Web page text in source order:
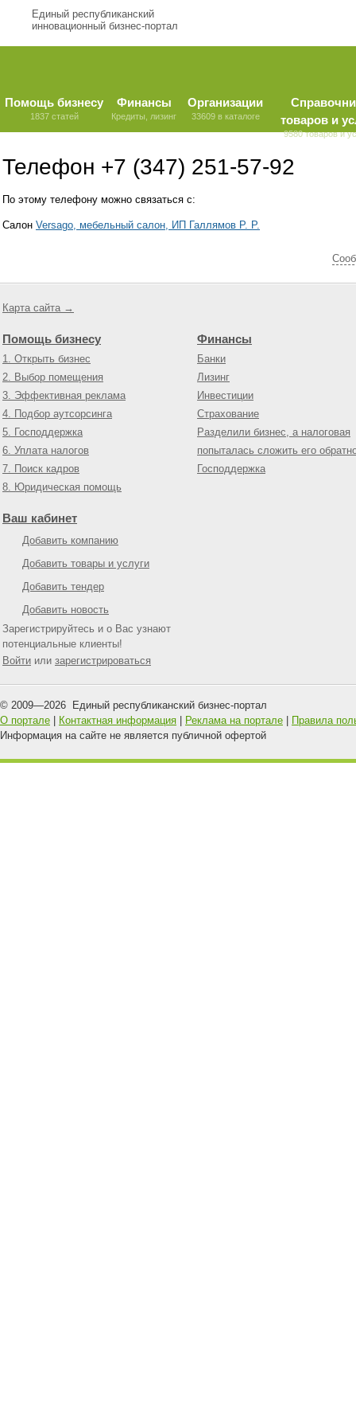
Единый республиканский
инновационный бизнес-портал
Помощь бизнесу
1837 статей
Финансы
Кредиты, лизинг
Организации
33609 в каталоге
товаров и
9580 товаров и
Телефон +7 (347) 251-57-92
По этому телефону можно связаться с:
Салон Versago, мебельный салон, ИП Галлямов Р. Р.
Карта сайта →
Помощь бизнесу
1. Открыть бизнес
2. Выбор помещения
3. Эффективная реклама
4. Подбор аутсорсинга
5. Господдержка
6. Уплата налогов
7. Поиск кадров
8. Юридическая помощь
Финансы
Банки
Лизинг
Инвестиции
Страхование
Разделили бизнес, а налоговая
попыталась сложить его
Господдержка
Ваш кабинет
Добавить компанию
Добавить товары и услуги
Добавить тендер
Добавить новость
Зарегистрируйтесь и о Вас узнают
потенциальные клиенты!
Войти или зарегистрироваться
© 2009—2026 Единый республиканский бизнес-портал
О портале
Контактная информация Реклама на портале
Правила
Информация на сайте не является публичной офертой